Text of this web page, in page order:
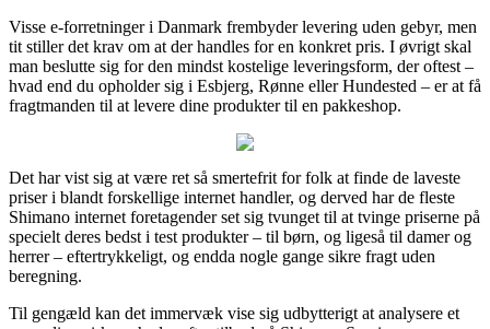
Visse e-forretninger i Danmark frembyder levering uden gebyr, men
tit stiller det krav om at der handles for en konkret pris. I øvrigt skal
man beslutte sig for den mindst kostelige leveringsform, der oftest –
hvad end du opholder sig i Esbjerg, Rønne eller Hundested – er at få
fragtmanden til at levere dine produkter til en pakkeshop.
Det har vist sig at være ret så smertefrit for folk at finde de laveste
priser i blandt forskellige internet handler, og derved har de fleste
Shimano internet foretagender set sig tvunget til at tvinge priserne på
specielt deres bedst i test produkter – til børn, og ligeså til damer og
herrer – eftertrykkeligt, og endda nogle gange sikre fragt uden
beregning.
Til gengæld kan det immervæk vise sig udbytterigt at analysere et